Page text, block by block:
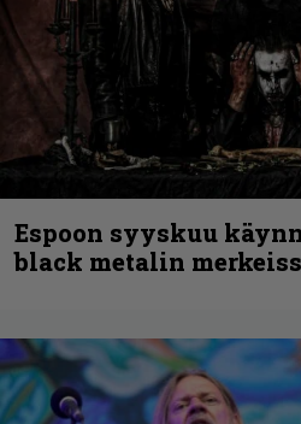
Espoon syyskuu
black metalin